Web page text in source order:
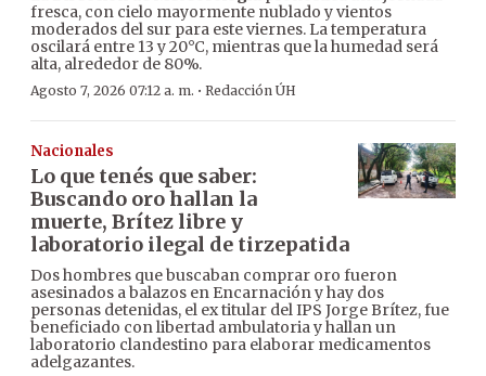
fresca, con cielo mayormente nublado y vientos
moderados del sur para este viernes. La temperatura
oscilará entre 13 y 20°C, mientras que la humedad será
alta, alrededor de 80%.
Agosto 7, 2026 07:12 a. m. · Redacción ÚH
Nacionales
Lo que tenés que saber:
Buscando oro hallan la
muerte, Brítez libre y
laboratorio ilegal de tirzepatida
Dos hombres que buscaban comprar oro fueron
asesinados a balazos en Encarnación y hay dos
personas detenidas, el ex titular del IPS Jorge Brítez, fue
beneficiado con libertad ambulatoria y hallan un
laboratorio clandestino para elaborar medicamentos
adelgazantes.